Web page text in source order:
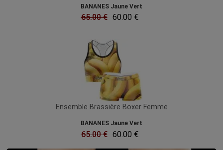
BANANES Jaune Vert
65.00 € 60.00 €
Ensemble Brassière Boxer Femme
BANANES Jaune Vert
65.00 € 60.00 €